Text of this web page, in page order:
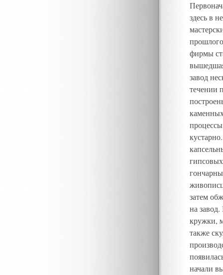
здесь в
прошлого
фирмы
завод
течении
затем
на
кружки,
также
начали